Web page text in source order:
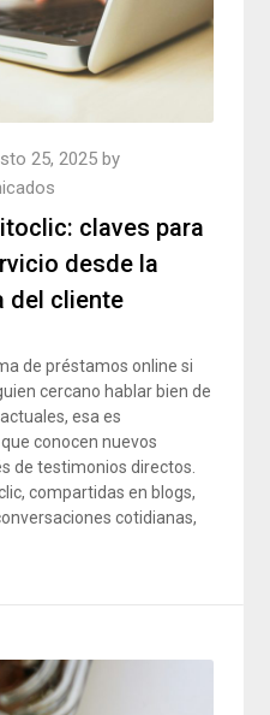
claves para
desde la
del cliente
25, 2025by
de préstamos online si
cercano hablar bien de
esa es
conocen nuevos
de testimonios directos.
compartidas en blogs,
cotidianas,